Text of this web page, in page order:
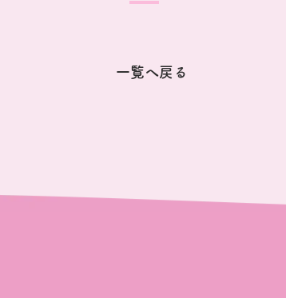
一覧へ戻る